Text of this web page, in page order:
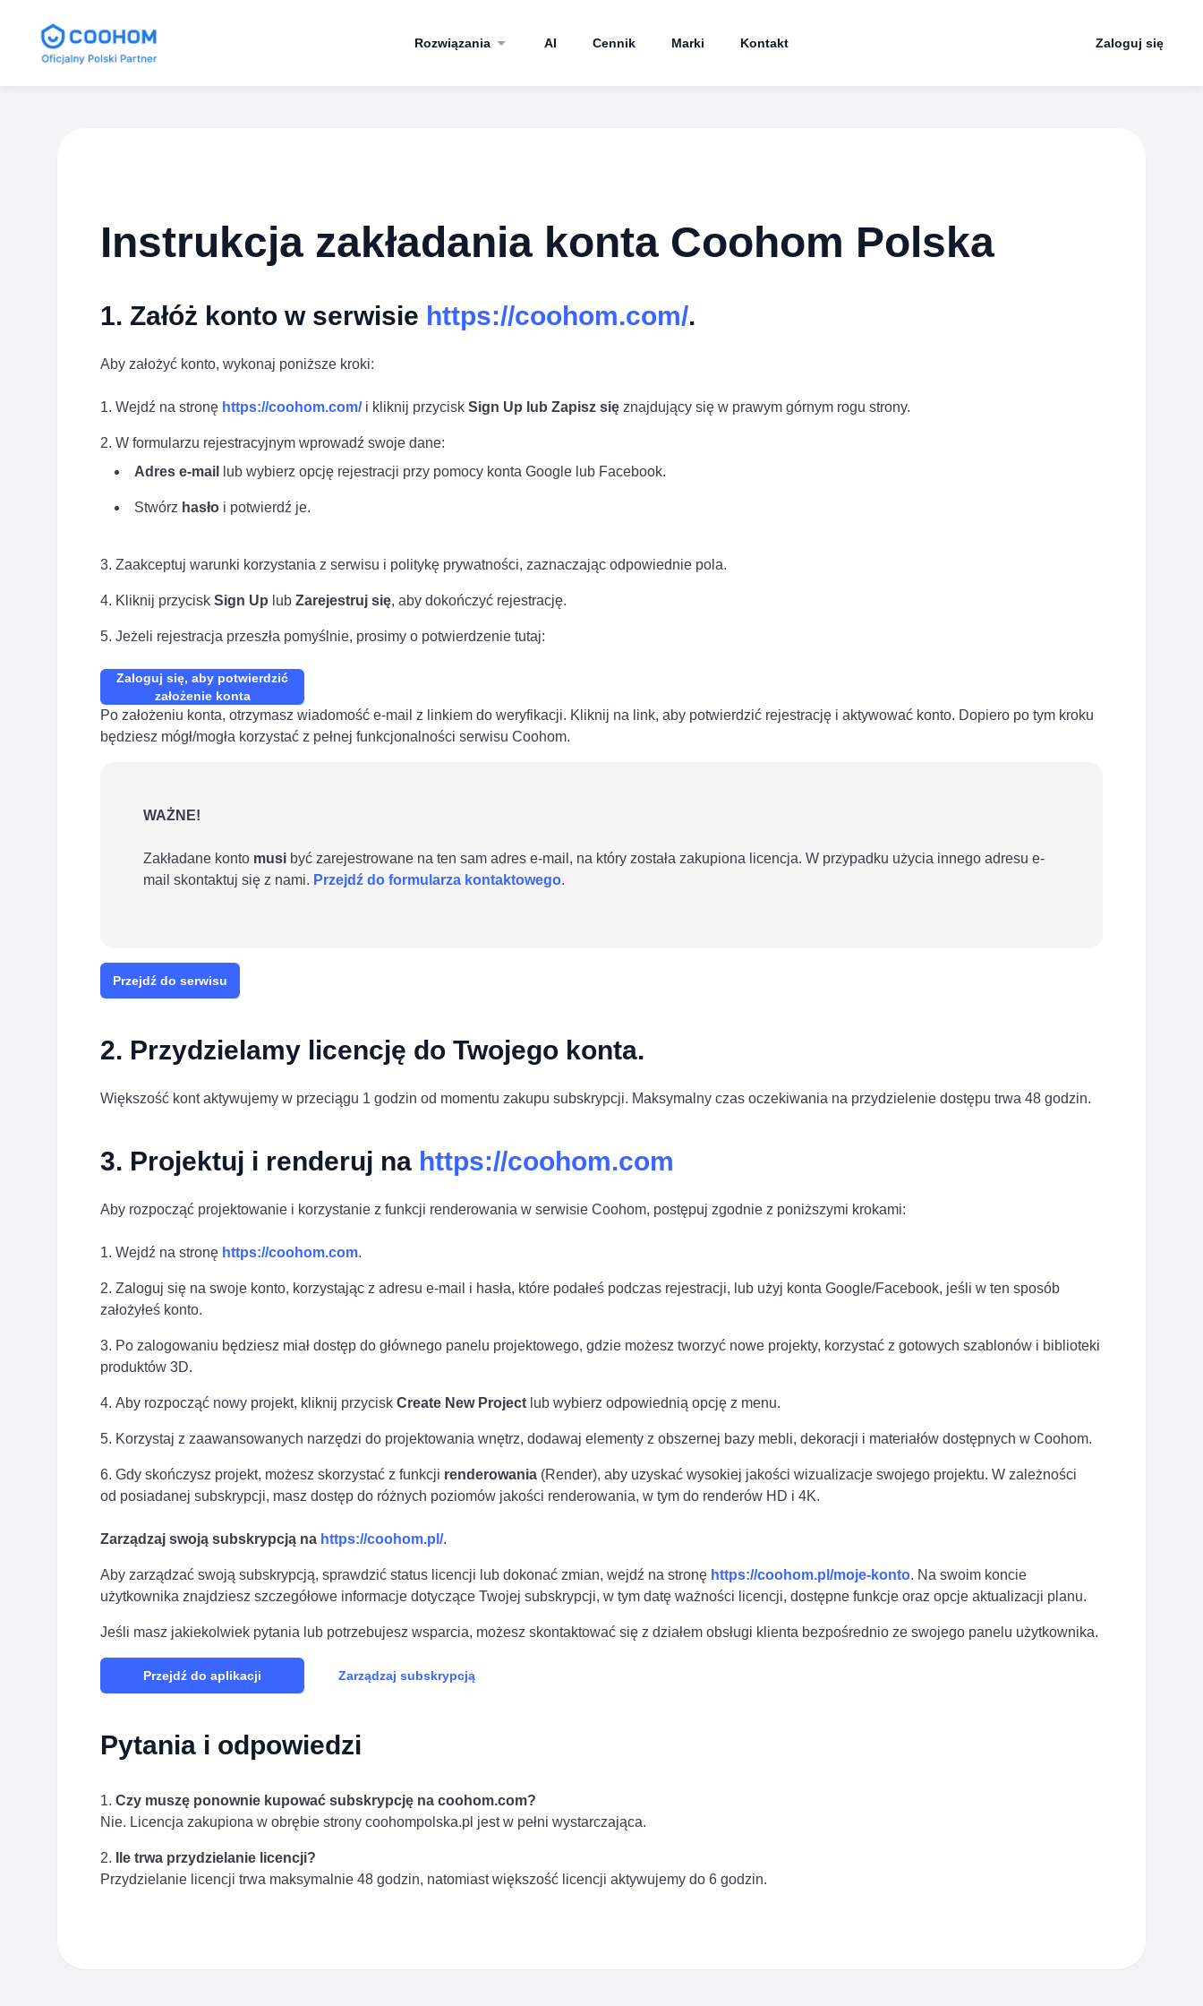
Coohom Polska
Rozwiązania AI Cennik Marki Kontakt Zaloguj się
Instrukcja zakładania konta Coohom Polska
1. Załóż konto w serwisie https://coohom.com/.
Aby założyć konto, wykonaj poniższe kroki:
Wejdź na stronę https://coohom.com/i kliknij przycisk Sign Up lub Zapisz się znajdujący się w prawym górnym rogu strony.
W formularzu rejestracyjnym wprowadź swoje dane:
Adres e-mail
lub wybierz opcję rejestracji przy pomocy konta Google lub Facebook.
Stwórz hasło i potwierdź je.
Zaakceptuj warunki korzystania z serwisu i politykę prywatności, zaznaczając odpowiednie pola.
Kliknij przycisk Sign Up lub Zarejestruj się, aby dokończyć rejestrację.
Jeżeli rejestracja przeszła pomyślnie, prosimy o potwierdzenie tutaj:
Zaloguj się, aby potwierdzić
założenie konta
Po założeniu konta, otrzymasz wiadomość e-mail z linkiem do weryfikacji. Kliknij na link, aby potwierdzić rejestrację i aktywować konto. Dopiero po tym kroku
będziesz mógł/mogła korzystać z pełnej funkcjonalności serwisu Coohom.
WAŻNE!
Zakładane konto musi być zarejestrowane na ten sam adres e-mail, na który została zakupiona licencja. W przypadku użycia innego adresu e-
mail skontaktuj się z nami. Przejdź do formularza kontaktowego.
Przejdź do serwisu
2. Przydzielamy licencję do Twojego konta.
Większość kont aktywujemy w przeciągu 1 godzin od momentu zakupu subskrypcji. Maksymalny czas oczekiwania na przydzielenie dostępu trwa 48 godzin.
3. Projektuj i renderuj na https://coohom.com
Aby rozpocząć projektowanie i korzystanie z funkcji renderowania w serwisie Coohom, postępuj zgodnie z poniższymi krokami:
Wejdź na stronę https://coohom.com.
Zaloguj się na swoje konto, korzystając z adresu e-mail i hasła, które podałeś podczas rejestracji, lub użyj konta Google/Facebook, jeśli w ten sposób
założyłeś konto.
Po zalogowaniu będziesz miał dostęp do głównego panelu projektowego, gdzie możesz tworzyć nowe projekty, korzystać z gotowych szablonów i biblioteki
produktów 3D.
Aby rozpocząć nowy projekt, kliknij przycisk Create New Project lub wybierz odpowiednią opcję z menu.
Korzystaj z zaawansowanych narzędzi do projektowania wnętrz, dodawaj elementy z obszernej bazy mebli, dekoracji i materiałów dostępnych w Coohom.
Gdy skończysz projekt, możesz skorzystać z funkcji renderowania (Render), aby uzyskać wysokiej jakości wizualizacje swojego projektu. W zależności
od posiadanej subskrypcji, masz dostęp do różnych poziomów jakości renderowania, w tym do renderów HD i 4K.
Zarządzaj swoją subskrypcją na https://coohom.pl/.
Aby zarządzać swoją subskrypcją, sprawdzić status licencji lub dokonać zmian, wejdź na stronę https://coohom.pl/moje-konto. Na swoim koncie
użytkownika znajdziesz szczegółowe informacje dotyczące Twojej subskrypcji, w tym datę ważności licencji, dostępne funkcje oraz opcje aktualizacji planu.
Jeśli masz jakiekolwiek pytania lub potrzebujesz wsparcia, możesz skontaktować się z działem obsługi klienta bezpośrednio ze swojego panelu użytkownika.
Przejdź do aplikacji Zarządzaj subskrypcją
Pytania i odpowiedzi
Czy muszę ponownie kupować subskrypcję na coohom.com?
Nie. Licencja zakupiona w obrębie strony coohompolska.pl jest w pełni wystarczająca.
Ile trwa przydzielanie licencji?
Przydzielanie licencji trwa maksymalnie 48 godzin, natomiast większość licencji aktywujemy do 6 godzin.